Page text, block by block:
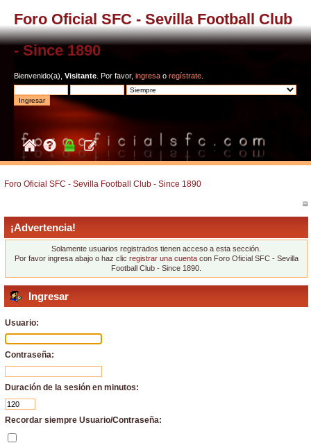
Foro Oficial SFC - Sevilla Football Club
- Since 1890
Bienvenido(a), Visitante . Por favor, ingresa o regístrate
Foro Oficial SFC - Sevilla Football Club - Since 1890
¡Advertencia!
Solamente usuarios registrados tienen acceso a esta sección.
Por favor ingresa abajo o haz clic registrar una cuentacon Foro Oficial SFC - Sevilla
Football Club - Since 1890.
Ingresar
Usuario:
Contraseña:
Duración de la sesión en minutos:
Recordar siempre Usuario/Contraseña: